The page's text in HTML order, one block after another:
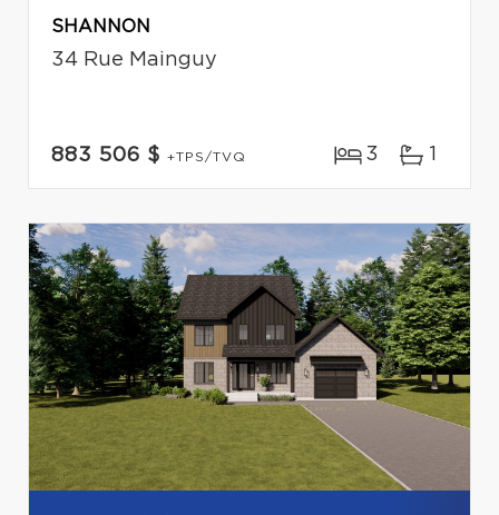
SHANNON
34 Rue Mainguy
883 506 $ +TPS/TVQ 3 1